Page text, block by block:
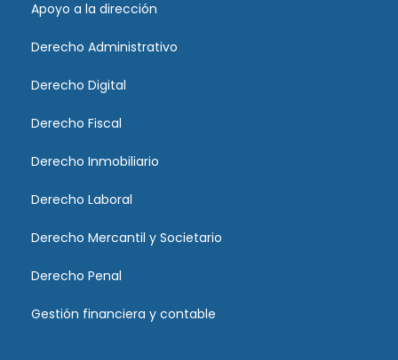
Apoyo a la dirección
Derecho Administrativo
Derecho Digital
Derecho Fiscal
Derecho Inmobiliario
Derecho Laboral
Derecho Mercantil y Societario
Derecho Penal
Gestión financiera y contable